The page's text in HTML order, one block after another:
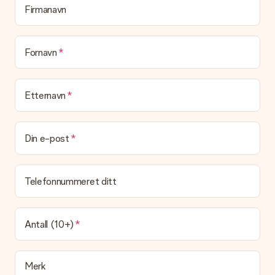
vet mottakeren nøyaktig hvem han eller hun har å takke for
den flotte overraskelsen.
Blir gaven min pakket inn?
(Foreløpig) tilbyr vi ikke denne tjenesten. Vi leverer våre gaver
Leveringstid, leveringsalternativer og frakt
Kan jeg velge en leveringsdato?
Det er ikke mulig å velge en bestemt leveringsdato.
Leveringstiden er indikert på produktsiden til gaven. Du kan
stole på at vår operatør leverer gaven din denne dagen.
Hvilke leveringsalternativer kan jeg velge mellom?
For tiden er det ikke mulig å velge et leveringsalternativ.
Gaven du bestiller sendes enten som en pakke eller som
postbokslevering. Vil du vite hvilket alternativ bestillingen din
faller inn under? Ta kontakt med vår kundeservice.
Firmanavn
Fornavn
Etternavn
Din e-post
Telefonnummeret ditt
Antall (10+)
Merk